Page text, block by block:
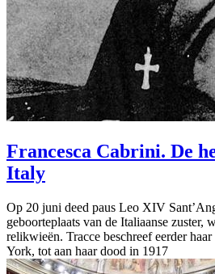
Francesca Cabrini. De
Italy
Op 20 juni deed paus Leo XIV
geboorteplaats van de Italiaanse zuster,
relikwieën. Tracce beschreef eerder
York, tot aan haar dood in 1917